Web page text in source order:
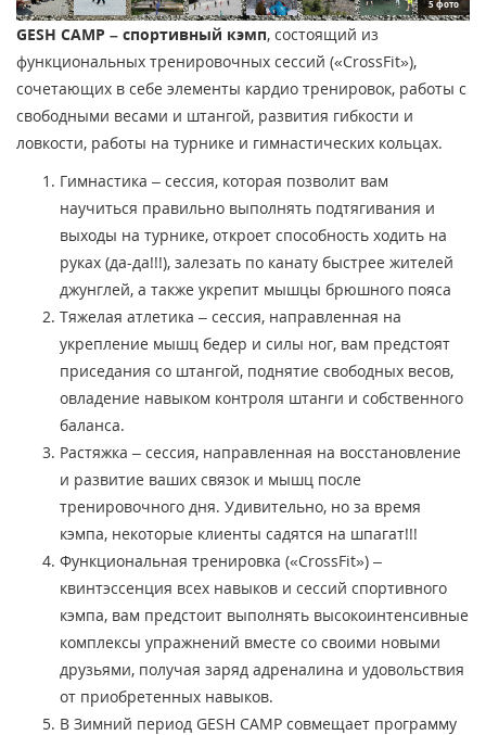
5 фото
GESH CAMP – спортивный кэмп, состоящий из
функциональных тренировочных сессий («CrossFit»),
сочетающих в себе элементы кардио тренировок, работы с
свободными весами и штангой, развития гибкости и
ловкости, работы на турнике и гимнастических кольцах.
Гимнастика – сессия, которая позволит вам
научиться правильно выполнять подтягивания и
выходы на турнике, откроет способность ходить на
руках (да-да!!!), залезать по канату быстрее жителей
джунглей, а также укрепит мышцы брюшного пояса
Тяжелая атлетика – сессия, направленная на
укрепление мышц бедер и силы ног, вам предстоят
приседания со штангой, поднятие свободных весов,
овладение навыком контроля штанги и собственного
баланса.
Растяжка – сессия, направленная на восстановление
и развитие ваших связок и мышц после
тренировочного дня. Удивительно, но за время
кэмпа, некоторые клиенты садятся на шпагат!!!
Функциональная тренировка («CrossFit») –
квинтэссенция всех навыков и сессий спортивного
кэмпа, вам предстоит выполнять высокоинтенсивные
комплексы упражнений вместе со своими новыми
друзьями, получая заряд адреналина и удовольствия
от приобретенных навыков.
В Зимний период GESH CAMP совмещает программу